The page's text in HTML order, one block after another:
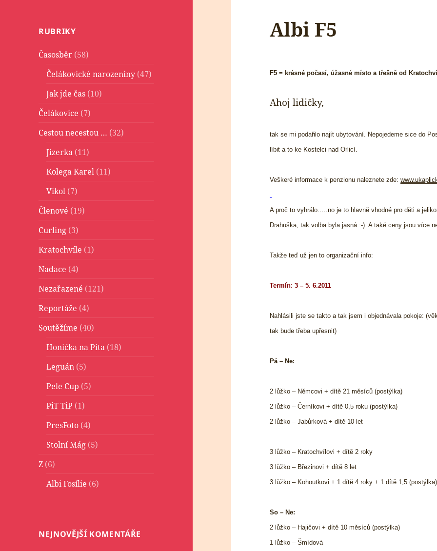
RUBRIKY
Časosběr (58)
Čelákovické narozeniny (47)
Jak jde čas (10)
Čelákovice (7)
Cestou necestou … (32)
Jizerka (11)
Kolega Karel (11)
Vikol (7)
Členové (19)
Curling (3)
Kratochvíle (1)
Nadace (4)
Nezařazené (121)
Reportáže (4)
Soutěžíme (40)
Honička na Pita (18)
Leguán (5)
Pele Cup (5)
PiT TiP (1)
PresFoto (4)
Stolní Mág (5)
Z (6)
Albi Fosílie (6)
NEJNOVĚJŠÍ KOMENTÁŘE
Albi F5
F5 = krásné počasí, úžasné místo a třešně od
Ahoj lidičky,
tak se mi podařilo najít ubytování. Nepojedeme sice do
líbit a to ke Kostelci nad Orlicí.
Veškeré informace k penzionu naleznete zde:
A proč to vyhrálo…..no je to hlavně vhodné pro děti a
Drahuška, tak volba byla jasná :-). A také ceny jsou více
Takže teď už jen to organizační info:
Termín: 3 – 5. 6.2011
Nahlásili jste se takto a tak jsem i objednávala pokoje:
tak bude třeba upřesnit)
Pá – Ne:
2 lůžko – Němcovi + dítě 21 měsíců (postýlka)
2 lůžko – Černíkovi + dítě 0,5 roku (postýlka)
2 lůžko – Jabůrková + dítě 10 let
3 lůžko – Kratochvílovi + dítě 2 roky
3 lůžko – Březinovi + dítě 8 let
3 lůžko – Kohoutkovi + 1 dítě 4 roky + 1 dítě 1,5 (postýlka)
So – Ne:
2 lůžko – Hajičovi + dítě 10 měsíců (postýlka)
1 lůžko – Šmídová